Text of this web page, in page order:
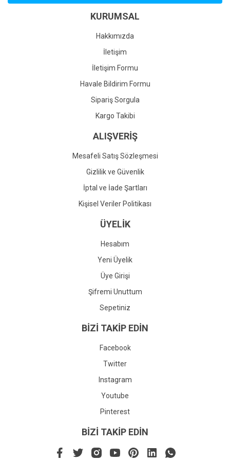
Ürün bilgilerinde hatalar bulunuyor.
Ürün fiyatı diğer sitelerden daha pahalı.
Gönder
KURUMSAL
Hakkımızda
İletişim
İletişim Formu
Havale Bildirim Formu
Sipariş Sorgula
Kargo Takibi
ALIŞVERİŞ
Mesafeli Satış Sözleşmesi
Gizlilik ve Güvenlik
İptal ve İade Şartları
Kişisel Veriler Politikası
ÜYELİK
Hesabım
Yeni Üyelik
Üye Girişi
Şifremi Unuttum
Sepetiniz
BİZİ TAKİP EDİN
Facebook
Twitter
Instagram
Youtube
Pinterest
BİZİ TAKİP EDİN